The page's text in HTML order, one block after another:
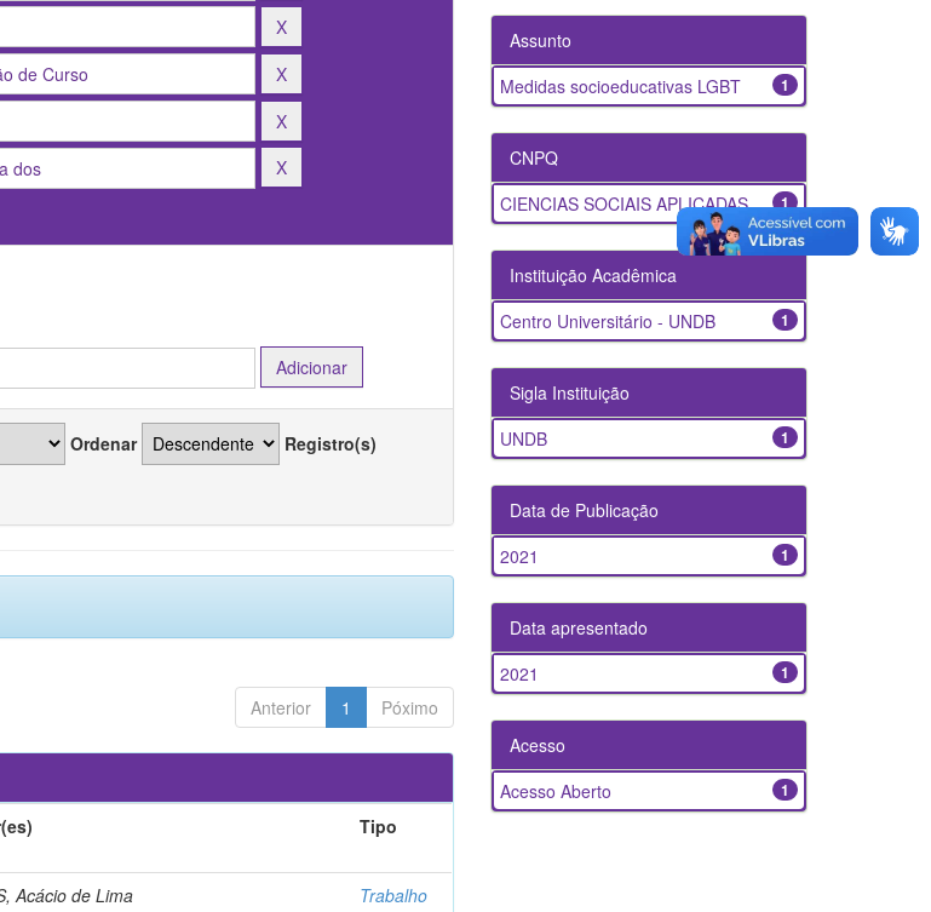
Ordenar Registro(s)
Anterior 1 Póximo
Tipo
Acácio de Lima
Trabalho
Assunto
1
Medidas socioeducativas LGBT
CNPQ
1
CIENCIAS SOCIAIS APLICADAS
Instituição Acadêmica
1
Centro Universitário - UNDB
Sigla Instituição
1
UNDB
Data de Publicação
1
2021
Data apresentado
1
2021
Acesso
1
Acesso Aberto